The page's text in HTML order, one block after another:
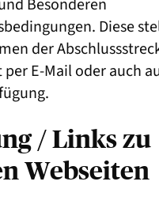
Besonderen
Diese
der
E-Mail oder auch
/ Links zu
Webseiten